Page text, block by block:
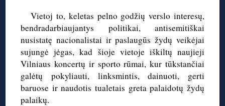
Vietoj to, keletas pelno godžių verslo interesų,
bendradarbiaujantys politikai, antisemitiškai
nusistatę nacionalistai ir paslaugūs žydų veikėjai
sujungė jėgas, kad šioje vietoje iškiltų naujieji
Vilniaus koncertų ir sporto rūmai, kur tūkstančiai
galėtų pokyliauti, linksmintis, dainuoti, gerti
baruose ir naudotis tualetais greta palaidotų žydų
palaikų.